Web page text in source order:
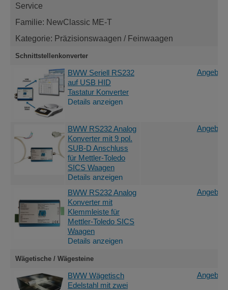
Service
Familie: NewClassic ME-T
Kategorie: Präzisionswaagen / Feinwaagen
Schnittstellenkonverter
BWW Seriell RS232
auf USB HID
Tastatur Konverter
Details anzeigen
Angebot
BWW RS232 Analog
Konverter mit 9 pol.
SUB-D Anschluss
für Mettler-Toledo
SICS Waagen
Details anzeigen
Angebot
BWW RS232 Analog
Konverter mit
Klemmleiste für
Mettler-Toledo SICS
Waagen
Details anzeigen
Angebot
Wägetische / Wägesteine
BWW Wägetisch
Edelstahl mit zwei
Angebot